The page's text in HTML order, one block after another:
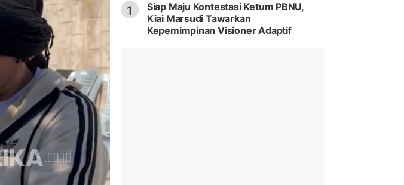
1
Siap Maju Kontestasi Ketum PBNU,
Kiai Marsudi Tawarkan
Kepemimpinan Visioner Adaptif